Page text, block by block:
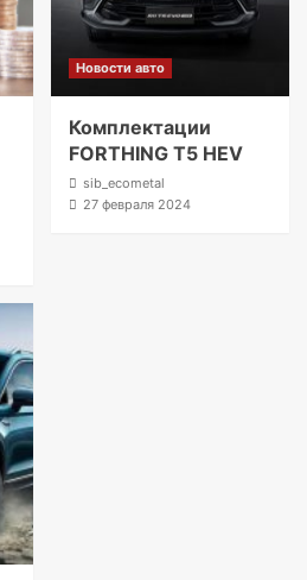
Новости авто
Комплектации
FORTHING T5 HEV
sib_ecometal
27 февраля 2024